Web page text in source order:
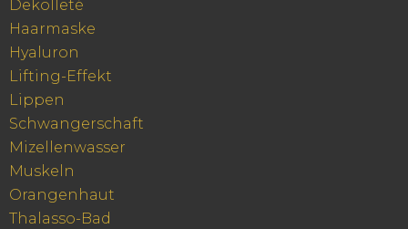
Dekolleté
Haarmaske
Hyaluron
Lifting-Effekt
Lippen
Schwangerschaft
Mizellenwasser
Muskeln
Orangenhaut
Thalasso-Bad